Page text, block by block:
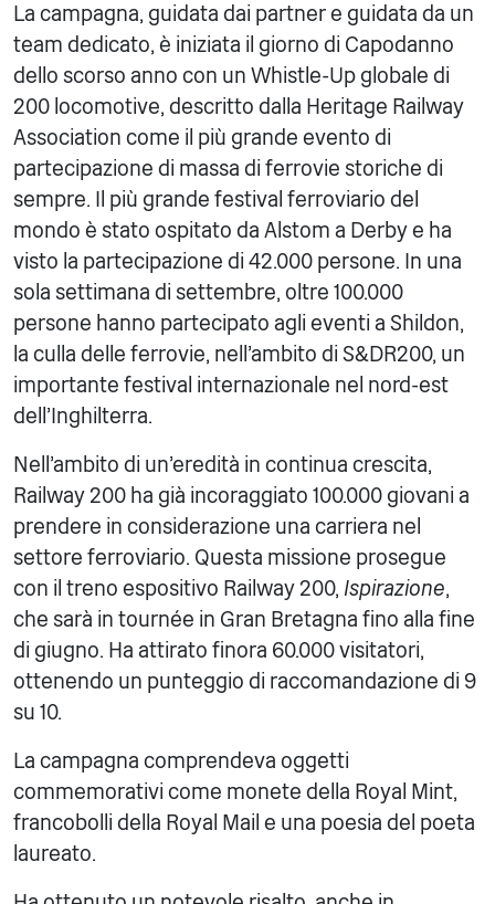
La campagna, guidata dai partner e guidata da un
team dedicato, è iniziata il giorno di Capodanno
dello scorso anno con un Whistle-Up globale di
200 locomotive, descritto dalla Heritage Railway
Association come il più grande evento di
partecipazione di massa di ferrovie storiche di
sempre. Il più grande festival ferroviario del
mondo è stato ospitato da Alstom a Derby e ha
visto la partecipazione di 42.000 persone. In una
sola settimana di settembre, oltre 100.000
persone hanno partecipato agli eventi a Shildon,
la culla delle ferrovie, nell'ambito di S&DR200, un
importante festival internazionale nel nord-est
dell'Inghilterra.
Nell'ambito di un'eredità in continua crescita,
Railway 200 ha già incoraggiato 100.000 giovani a
prendere in considerazione una carriera nel
settore ferroviario. Questa missione prosegue
con il treno espositivo Railway 200, Ispirazione,
che sarà in tournée in Gran Bretagna fino alla fine
di giugno. Ha attirato finora 60.000 visitatori,
ottenendo un punteggio di raccomandazione di 9
su 10.
La campagna comprendeva oggetti
commemorativi come monete della Royal Mint,
francobolli della Royal Mail e una poesia del poeta
laureato.